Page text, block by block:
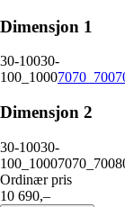
Dimensjon 1
30-10030-
100_10007070_700
Dimensjon 2
30-10030-
100_10007070_700
Ordinær pris
10 690,–